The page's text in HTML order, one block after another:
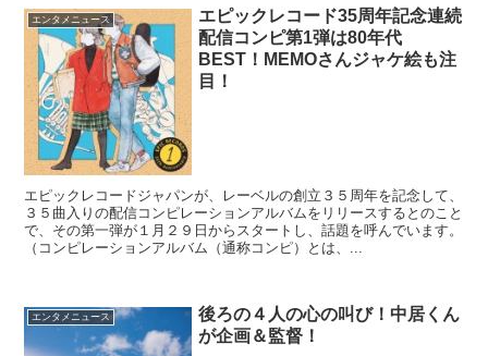
エンタメニュース
エピックレコード35周年記念連続
配信コンピ第1弾は80年代
BEST！MEMOさんジャケ絵も注
目！
エピックレコードジャパンが、レーベルの創立３５周年を記念して、
３５曲入りの配信コンピレーションアルバムをリリースするとのこと
で、その第一弾が１月２９日からスタートし、話題を呼んでいます。
（コンピレーションアルバム（通称コンピ）とは、...
エンタメニュース
後ろの４人の心の叫び！中居くん
が企画＆監督！